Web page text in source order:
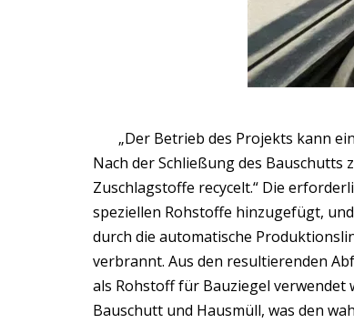
„Der Betrieb des Projekts kann
Nach der Schließung des
Zuschlagstoffe recycelt.“ Die
speziellen Rohstoffe hinzugefügt,
durch die automatische
verbrannt. Aus den resultierenden
als Rohstoff für Bauziegel verwendet
Bauschutt und Hausmüll, was den